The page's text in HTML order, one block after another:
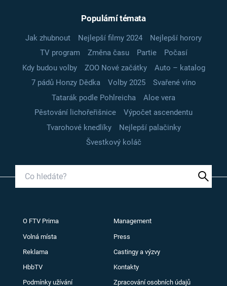
Populární témata
Jak zhubnout Nejlepší filmy 2024
Nejlepší horory
TV program
Změna času Partie
Počasí
Kdy budou volby
ZOO Nové začátky
Auto – katalog
7 pádů Honzy Dědka
Volby 2025
Svařené víno
Tatarák podle Pohlreicha
Aloe vera
Pěstování lichořeřišnice
Výpočet ascendentu
Tvarohové knedlíky
Nejlepší palačinky
Švestkový koláč
O FTV Prima Management
Volná místa Press
Reklama Castingy a výzvy
HbbTV Kontakty
Podmínky užívání Zpracování osobních údajů